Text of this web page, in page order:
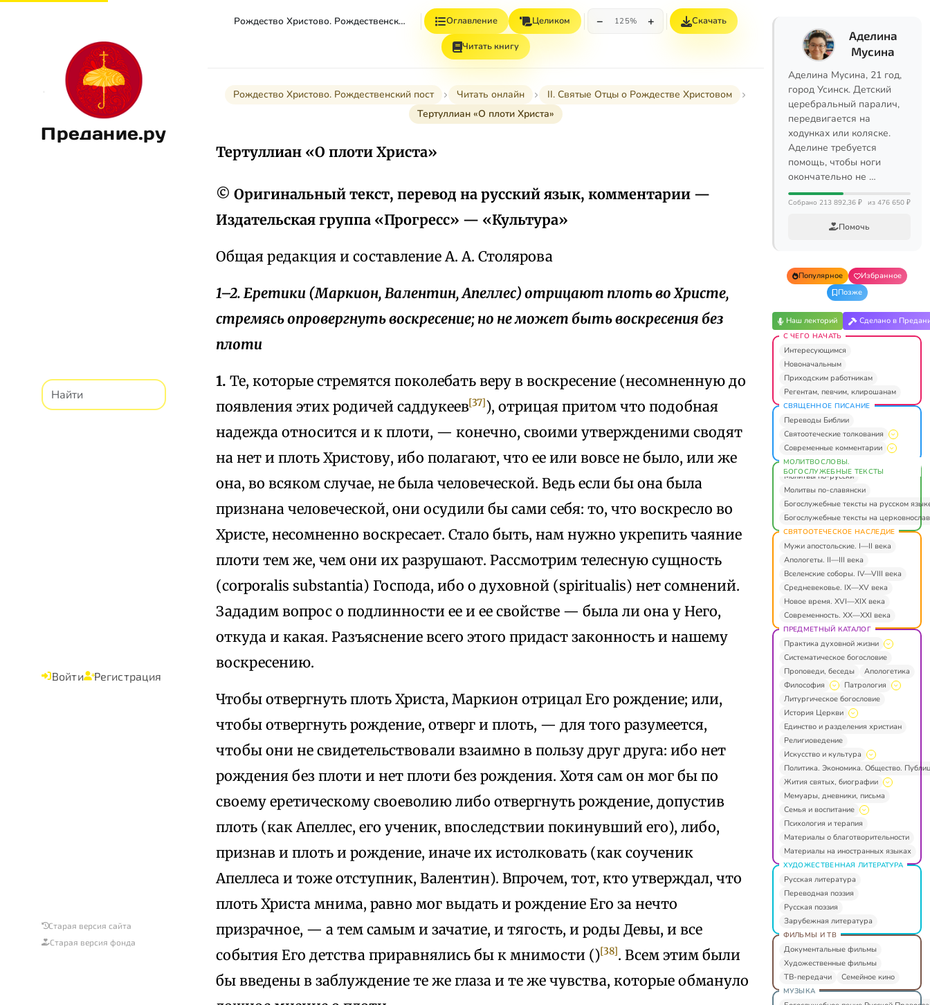
Предание.ру
Войти Регистрация
Старая версия сайта
Старая версия фонда
Рождество Христово. Рождественский Пост Оглавление Целиком − 125% + Скачать
Читать книгу
Рождество Христово. Рождественский пост Читать онлайн
II. Святые Отцы о Рождестве Христовом
Тертуллиан «О плоти Христа»
Тертуллиан «О плоти Христа»
© Оригинальный текст, перевод на русский язык, комментарии —
Издательская группа «Прогресс» — «Культура»
Общая редакция и составление А. А. Столярова
1–2. Еретики (Маркион, Валентин, Апеллес) отрицают плоть во Христе,
стремясь опровергнуть воскресение; но не может быть воскресения без
плоти
1. Те, которые стремятся поколебать веру в воскресение (несомненную до
появления этих родичей саддукеев[37]), отрицая притом что подобная
надежда относится и к плоти, — конечно, своими утвержденими сводят
на нет и плоть Христову, ибо полагают, что ее или вовсе не было, или же
она, во всяком случае, не была человеческой. Ведь если бы она была
признана человеческой, они осудили бы сами себя: то, что воскресло во
Христе, несомненно воскресает. Стало быть, нам нужно укрепить чаяние
плоти тем же, чем они их разрушают. Рассмотрим телесную сущность
(corporalis substantia) Господа, ибо о духовной (spiritualis) нет сомнений.
Зададим вопрос о подлинности ее и ее свойстве — была ли она у Него,
откуда и какая. Разъяснение всего этого придаст законность и нашему
воскресению.
Чтобы отвергнуть плоть Христа, Маркион отрицал Его рождение; или,
чтобы отвергнуть рождение, отверг и плоть, — для того разумеется,
чтобы они не свидетельствовали взаимно в пользу друг друга: ибо нет
рождения без плоти и нет плоти без рождения. Хотя сам он мог бы по
своему еретическому своеволию либо отвергнуть рождение, допустив
плоть (как Апеллес, его ученик, впоследствии покинувший его), либо,
признав и плоть и рождение, иначе их истолковать (как соученик
Апеллеса и тоже отступник, Валентин). Впрочем, тот, кто утверждал, что
плоть Христа мнима, равно мог выдать и рождение Его за нечто
призрачное, — а тем самым и зачатие, и тягость, и роды Девы, и все
события Его детства приравнялись бы к мнимости ()[38]. Всем этим были
бы введены в заблуждение те же глаза и те же чувства, которые обмануло
Аделина
Мусина
Аделина Мусина, 21 год,
город Усинск. Детский
церебральный паралич,
передвигается на
ходунках или коляске.
Аделине требуется
помощь, чтобы ноги
окончательно не …
Собрано 213 892,36 ₽ из 476 650 ₽
Помочь
Популярное
Избранное
Позже
Наш лекторий Сделано в
С ЧЕГО НАЧАТЬ
Интересующимся
Новоначальным
Приходским работникам
Регентам, певчим, клирошанам
СВЯЩЕННОЕ ПИСАНИЕ
Переводы Библии
Святоотеческие толкования
Современные комментарии
МОЛИТВОСЛОВЫ.
БОГОСЛУЖЕБНЫЕ ТЕКСТЫ
Молитвы по-русски
Молитвы по-славянски
Богослужебные тексты на русском
Богослужебные тексты на
СВЯТООТЕЧЕСКОЕ НАСЛЕДИЕ
Мужи апостольские. I—II века
Апологеты. II—III века
Вселенские соборы. IV—VIII века
Средневековье. IX—XV века
Новое время. XVI—XIX века
Современность. XX—XXI века
ПРЕДМЕТНЫЙ КАТАЛОГ
Практика духовной жизни
Систематическое богословие
Проповеди, беседы
Апологетика
Философия
Патрология
Литургическое богословие
История Церкви
Единство и разделения христиан
Религиоведение
Искусство и культура
Политика. Экономика. Общество.
Жития святых, биографии
Мемуары, дневники, письма
Семья и воспитание
Психология и терапия
Материалы о благотворительности
Материалы на иностранных языках
ХУДОЖЕСТВЕННАЯ ЛИТЕРАТУРА
Русская литература
Переводная поэзия
Русская поэзия
Зарубежная литература
ФИЛЬМЫ И ТВ
Документальные фильмы
Художественные фильмы
ТВ-передачи
Семейное кино
МУЗЫКА